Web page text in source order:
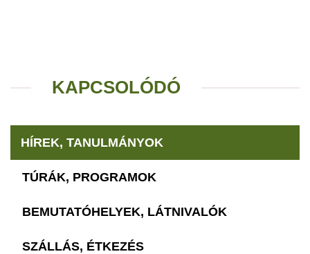
KAPCSOLÓDÓ
HÍREK, TANULMÁNYOK
TÚRÁK, PROGRAMOK
BEMUTATÓHELYEK, LÁTNIVALÓK
SZÁLLÁS, ÉTKEZÉS